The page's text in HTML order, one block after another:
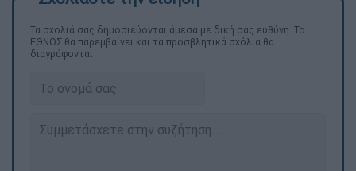
Τα σχολιά σας δημοσιεύονται άμεσα με δική σας ευθύνη. Το
ΕΘΝΟΣ θα παρεμβαίνει και τα προσβλητικά σχόλια θα
διαγράφονται